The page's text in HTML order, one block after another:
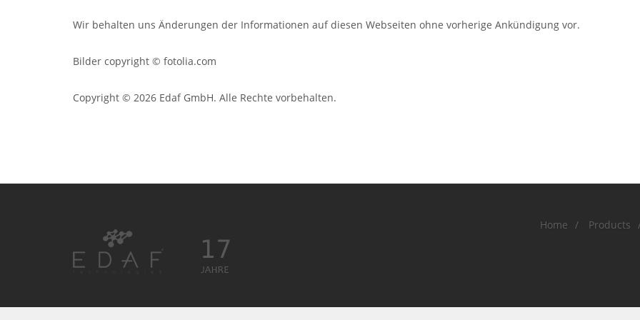
Wir behalten uns Änderungen der Informationen auf diesen Webseiten ohne vorherige Ankündigung vor.
Bilder copyright © fotolia.com
Copyright © 2026 Edaf GmbH. Alle Rechte vorbehalten.
Home / Products